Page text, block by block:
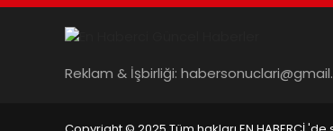
Reklam & İşbirliği: